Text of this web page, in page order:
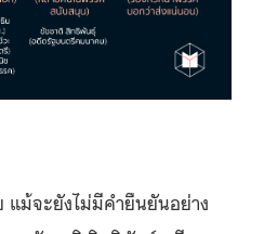
ม้จะยังไม่มีคำยืนยันอย่าง